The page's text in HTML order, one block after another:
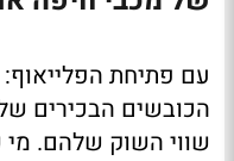
עם פתיחת
הכובשים הבכירים
שווי השוק שלהם. מי